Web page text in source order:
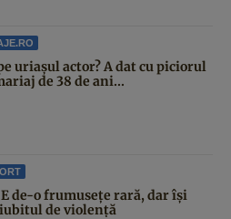
uriașul actor? A dat cu piciorul
de 38 de ani...
E de-o frumusețe rară, dar își
de violență